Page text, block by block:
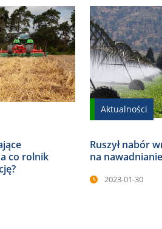
co rolnik
Aktualności
Ruszył nabór
na
2023-01-30